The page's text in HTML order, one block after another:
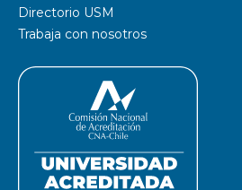
Directorio USM
Trabaja con nosotros